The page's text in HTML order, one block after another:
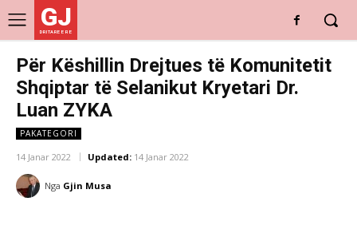
GJ
DRITARE E RE
Për Këshillin Drejtues të Komunitetit
Shqiptar të Selanikut Kryetari Dr.
Luan ZYKA
PAKATEGORI
14 Janar 2022 Updated: 14 Janar 2022
Nga Gjin Musa